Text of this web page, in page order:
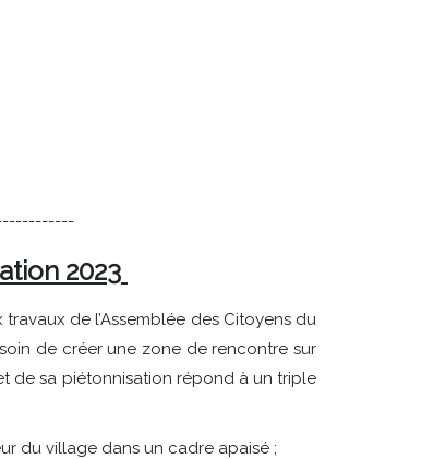
2023
de l’Assemblée des Citoyens du
de créer une zone de rencontre sur
de sa piétonnisation répond à un triple
du village dans un cadre apaisé ;